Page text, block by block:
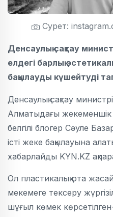
Сурет:
Денсаулық сақтау
елдегі барлық
бақылауды күшейтуді
Денсаулық сақтау
Алматыдағы жекеменшік
белгілі блогер Сәуле
істі жеке бақылауына
хабарлайды KYN.KZ
Ол пластикалық ота
мекемеге тексеру
шұғыл көмек